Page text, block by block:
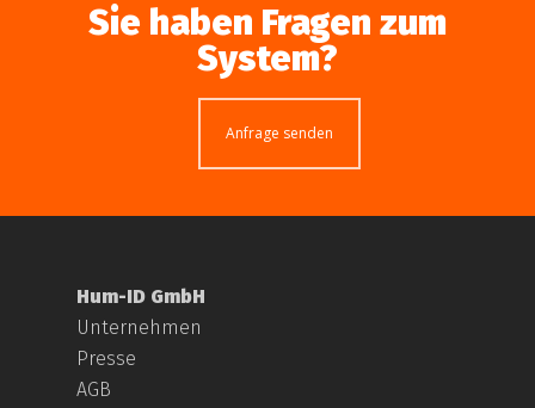
Sie haben Fragen zum
System?
Anfrage senden
Hum-ID GmbH
Unternehmen
Presse
AGB